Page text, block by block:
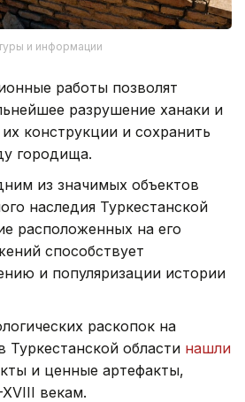
и информации
работы позволят
разрушение ханаки и
конструкции и сохранить
городища.
из значимых объектов
наследия Туркестанской
расположенных на его
способствует
и популяризации истории
раскопок на
области нашли
и ценные артефакты,
векам.